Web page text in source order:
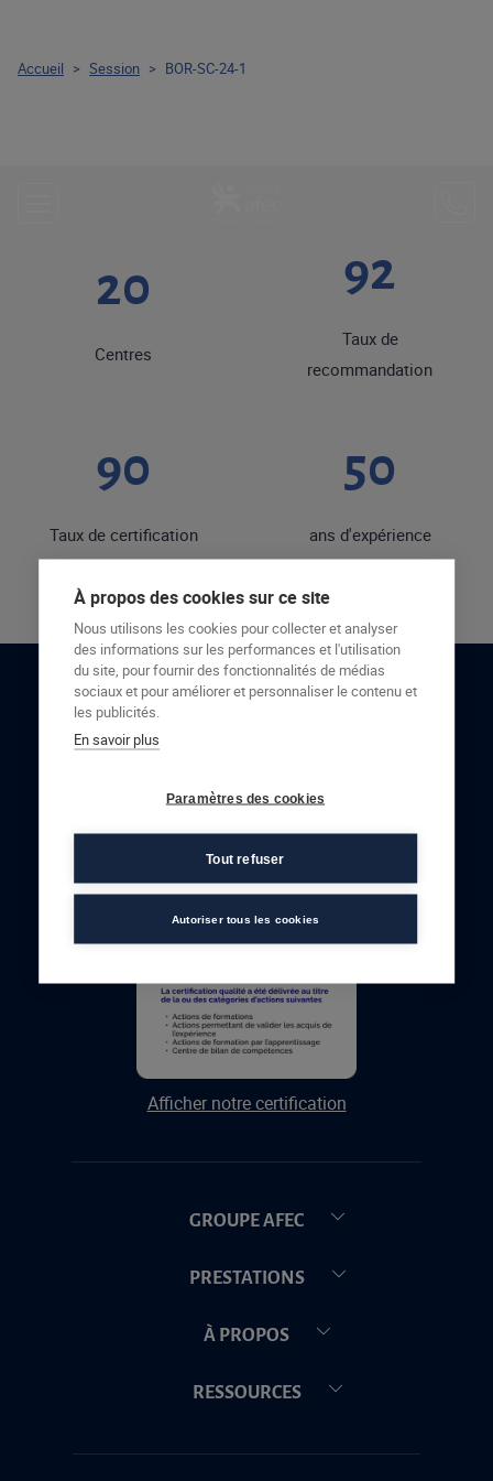
20
Centres
92
Taux de
recommandation
90
Taux de certification
50
ans d'expérience
RESTONS EN CONTACT
Afficher notre certification
GROUPE AFEC
PRESTATIONS
À PROPOS
RESSOURCES
Accueil > Session > BOR-SC-24-1
À propos des cookies sur ce site
Nous utilisons les cookies pour collecter et analyser
des informations sur les performances et l'utilisation
du site, pour fournir des fonctionnalités de médias
sociaux et pour améliorer et personnaliser le contenu et
les publicités.
En savoir plus
Paramètres des cookies
Tout refuser
Autoriser tous les cookies